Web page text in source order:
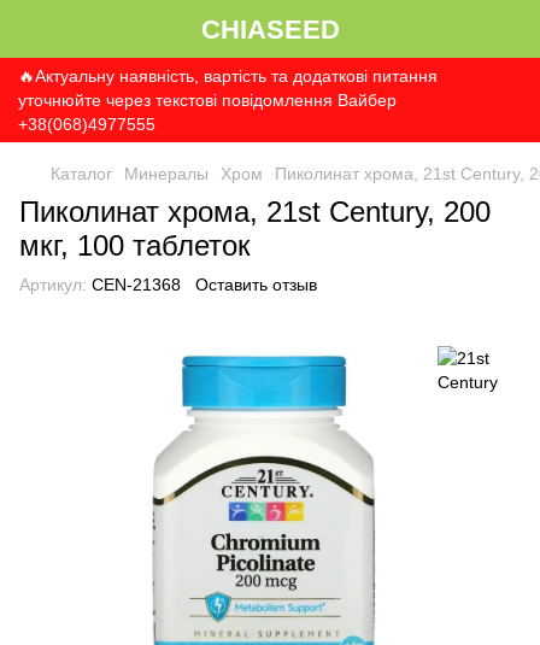
CHIASEED
🔥Актуальну наявність, вартість та додаткові питання
уточнюйте через текстові повідомлення Вайбер
+38(068)4977555
Каталог Минералы Хром Пиколинат хрома, 21st Century,
Пиколинат хрома, 21st Century, 200
мкг, 100 таблеток
Артикул: CEN-21368 Оставить отзыв